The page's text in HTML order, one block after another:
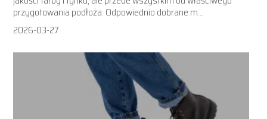
przygotowania podłoża. Odpowiednio dobrane m...
2026-03-27